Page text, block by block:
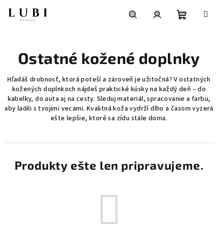
košík
Ostatné kožené doplnky
Hľadáš drobnosť, ktorá poteší a zároveň je užitočná? V ostatných
kožených doplnkoch nájdeš praktické kúsky na každý deň – do
kabelky, do auta aj na cesty. Sleduj materiál, spracovanie a farbu,
aby ladili s tvojimi vecami. Kvalitná koža vydrží dlho a časom vyzerá
ešte lepšie, ktoré sa zídu stále doma.
Produkty ešte len pripravujeme.